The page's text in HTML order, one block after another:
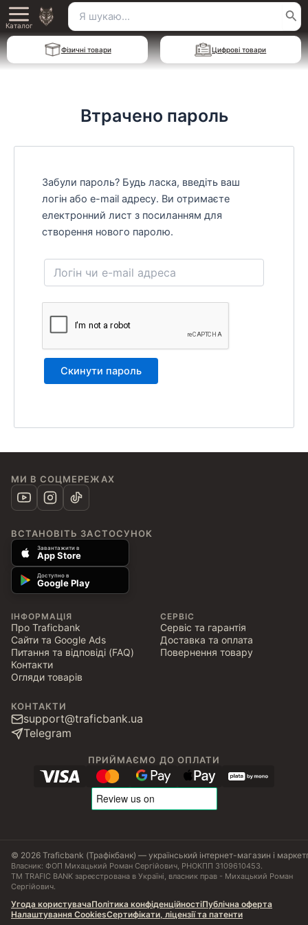
Перейти
до
вмісту
Main
Menu
Каталог
Пошук
для:
Фізичні товари Цифрові товари
Втрачено пароль
Забули пароль? Будь ласка, введіть ваш
логін або e-mail адресу. Ви отримаєте
електронний лист з посиланням для
створення нового паролю.
Скинути пароль
МИ В СОЦМЕРЕЖАХ
ВСТАНОВІТЬ ЗАСТОСУНОК
Завантажити в
App Store
Доступно в
Google Play
ІНФОРМАЦІЯ
Про Traficbank
Сайти та Google Ads
Питання та відповіді (FAQ)
Контакти
Огляди товарів
СЕРВІС
Сервіс та гарантія
Доставка та оплата
Повернення товару
КОНТАКТИ
support@traficbank.ua
Telegram
ПРИЙМАЄМО ДО ОПЛАТИ
© 2026 Traficbank (Трафікбанк) — український інтернет-магазин і
Власник: ФОП Михацький Роман Сергійович, РНОКПП 3109610453.
ТМ TRAFIC BANK зареєстрована в Україні, власник прав - Михацький Роман
Сергійович.
Угода користувачаПолітика конфіденційностіПублічна оферта
Налаштування CookiesСертифікати, ліцензії та патенти